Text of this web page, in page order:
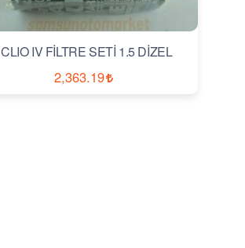
CLIO IV FİLTRE SETİ 1.5 DİZEL
2,363.19